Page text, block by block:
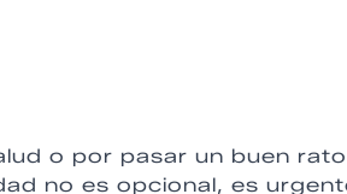
o por pasar un buen
no es opcional, es